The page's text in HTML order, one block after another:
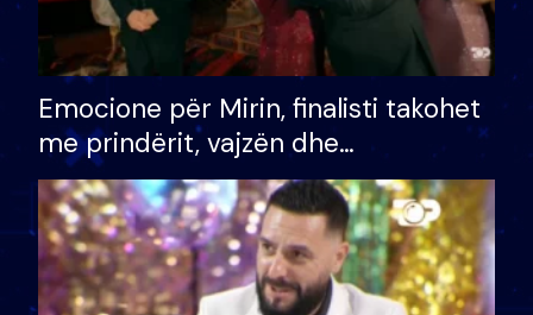
Emocione për Mirin, finalisti takohet
me prindërit, vajzën dhe
bashkëshorten: S’kemi ndonjë letër
divorci apo jo?